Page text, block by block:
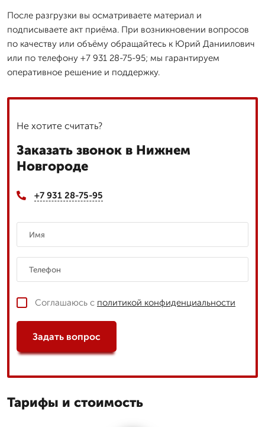
После разгрузки вы осматриваете материал и
подписываете акт приёма. При возникновении вопросов
по качеству или объёму обращайтесь к Юрий Даниилович
или по телефону +7 931 28-75-95; мы гарантируем
оперативное решение и поддержку.
Не хотите считать?
Заказать звонок в Нижнем
Новгороде
+7 931 28-75-95
Соглашаюсь с политикой конфиденциальности
Задать вопрос
Тарифы и стоимость